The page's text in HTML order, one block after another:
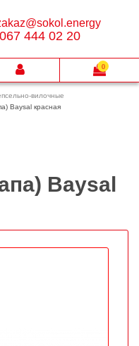
вилочные
Baysal красная
Baysal
067 444 02 20
0